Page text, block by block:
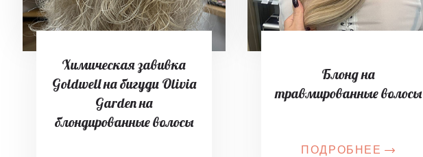
Химическая завивка
Goldwell на бигуди Olivia
Garden на
блондированные волосы
Блонд на
травмированные волосы
ПОДРОБНЕЕ